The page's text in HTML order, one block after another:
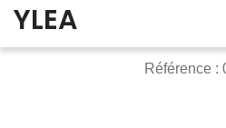
YLEA
Référence :